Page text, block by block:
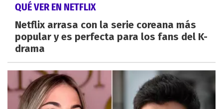
QUÉ VER EN NETFLIX
Netflix arrasa con la serie coreana más
popular y es perfecta para los fans del K-
drama